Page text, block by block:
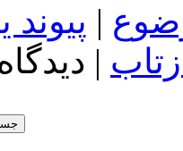
| پیوند
|